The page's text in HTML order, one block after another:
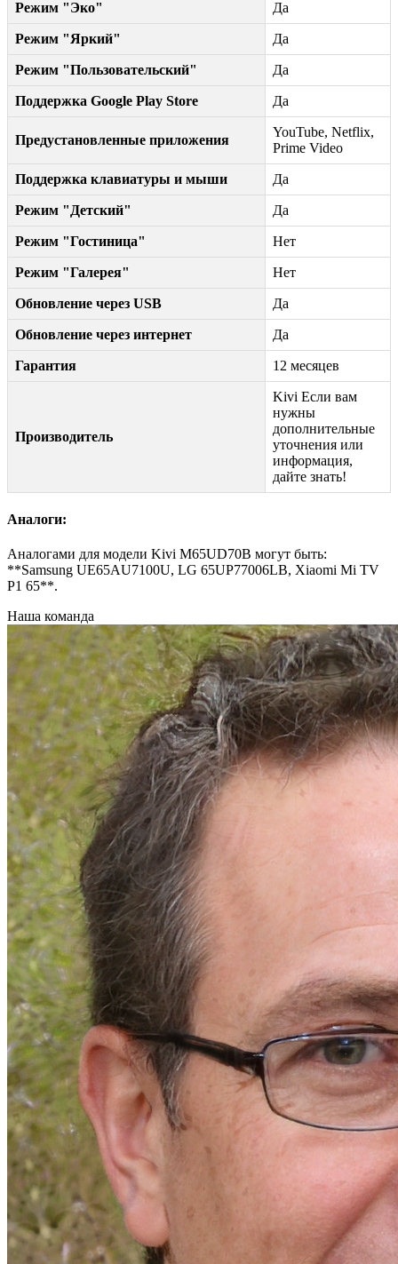
Режим "Эко" Да
Режим "Яркий" Да
Режим "Пользовательский" Да
Поддержка Google Play Store Да
Предустановленные приложения
YouTube, Netflix,
Prime Video
Поддержка клавиатуры и мыши Да
Режим "Детский" Да
Режим "Гостиница" Нет
Режим "Галерея" Нет
Обновление через USB Да
Обновление через интернет Да
Гарантия 12 месяцев
Производитель
Kivi Если вам
нужны
дополнительные
уточнения или
информация,
дайте знать!
Аналоги:
Аналогами для модели Kivi M65UD70B могут быть:
**Samsung UE65AU7100U, LG 65UP77006LB, Xiaomi Mi TV
P1 65**.
Наша команда